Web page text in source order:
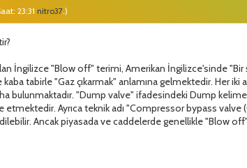
23:31nitro37 .)
İngilizce "Blow off" terimi, Amerikan İngilizce'sinde "Bir
tabirle "Gaz çıkarmak" anlamına gelmektedir. Her iki
bulunmaktadır. "Dump valve" ifadesindeki Dump
etmektedir. Ayrıca teknik adı "Compressor bypass
Ancak piyasada ve caddelerde genellikle "Blow